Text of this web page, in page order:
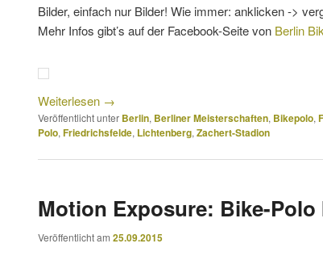
Bilder, einfach nur Bilder! Wie immer: anklicken ->
Mehr Infos gibt’s auf der Facebook-Seite von Berlin
Weiterlesen →
Veröffentlicht unter Berlin, Berliner Meisterschaften, Bikepolo,
Polo, Friedrichsfelde, Lichtenberg, Zachert-Stadion
Motion Exposure: Bike-Polo
Veröffentlicht am 25.09.2015